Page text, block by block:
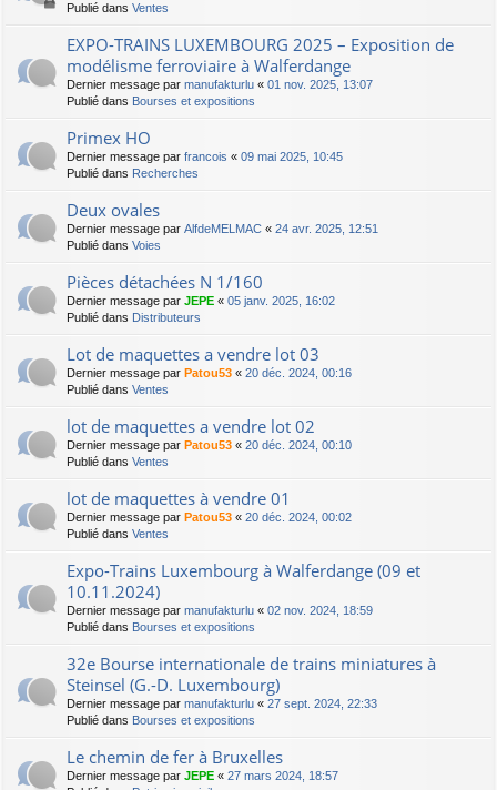
Publié dans Ventes
EXPO-TRAINS LUXEMBOURG 2025 – Exposition de
modélisme ferroviaire à Walferdange
Dernier message par manufakturlu « 01 nov. 2025, 13:07
Publié dans Bourses et expositions
Primex HO
Dernier message par francois « 09 mai 2025, 10:45
Publié dans Recherches
Deux ovales
Dernier message par AlfdeMELMAC « 24 avr. 2025, 12:51
Publié dans Voies
Pièces détachées N 1/160
Dernier message par JEPE « 05 janv. 2025, 16:02
Publié dans Distributeurs
Lot de maquettes a vendre lot 03
Dernier message par Patou53 « 20 déc. 2024, 00:16
Publié dans Ventes
lot de maquettes a vendre lot 02
Dernier message par Patou53 « 20 déc. 2024, 00:10
Publié dans Ventes
lot de maquettes à vendre 01
Dernier message par Patou53 « 20 déc. 2024, 00:02
Publié dans Ventes
Expo-Trains Luxembourg à Walferdange (09 et
10.11.2024)
Dernier message par manufakturlu « 02 nov. 2024, 18:59
Publié dans Bourses et expositions
32e Bourse internationale de trains miniatures à
Steinsel (G.-D. Luxembourg)
Dernier message par manufakturlu « 27 sept. 2024, 22:33
Publié dans Bourses et expositions
Le chemin de fer à Bruxelles
Dernier message par JEPE « 27 mars 2024, 18:57